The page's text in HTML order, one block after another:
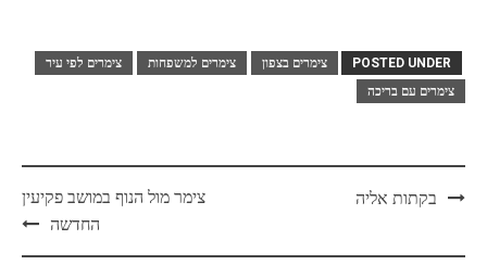
POSTED UNDER צימרים בצפון צימרים למשפחות
צימרים לפי עיר
צימרים עם בריכה
Postבקתות אליה
צימר מול הנוף במושב פקיעין
החדשה